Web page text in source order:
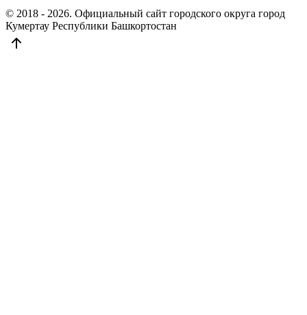
© 2018 - 2026. Официальный сайт городского округа город
Кумертау Республики Башкортостан